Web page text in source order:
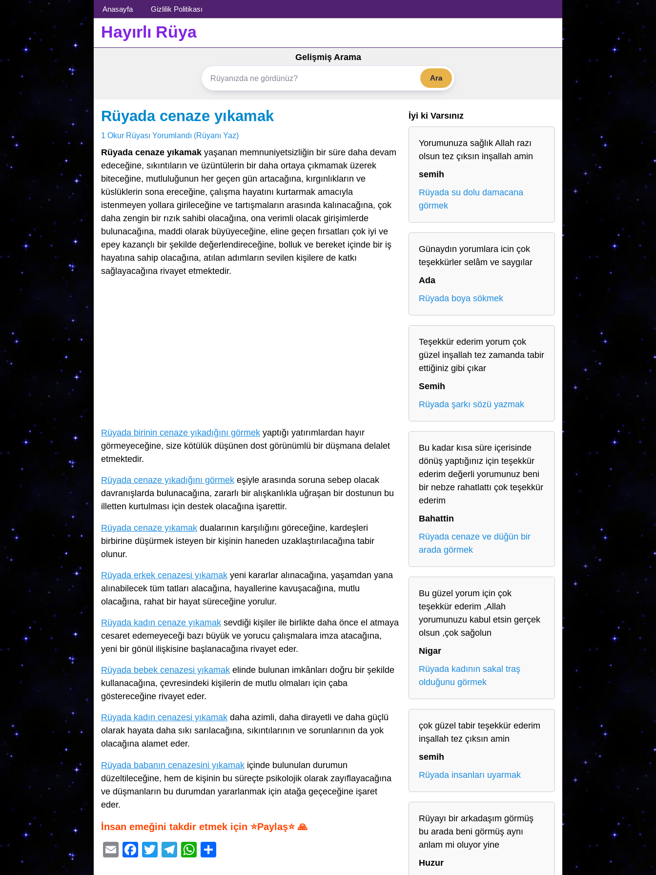
Menü
Anasayfa Gizlilik Politikası
Hayırlı Rüya
Gelişmiş Arama
Ara
Rüyada cenaze yıkamak
1 Okur Rüyası Yorumlandı (Rüyanı Yaz)
Rüyada cenaze yıkamak yaşanan memnuniyetsizliğin bir süre daha devam
edeceğine, sıkıntıların ve üzüntülerin bir daha ortaya çıkmamak üzerek
biteceğine, mutluluğunun her geçen gün artacağına, kırgınlıkların ve
küslüklerin sona ereceğine, çalışma hayatını kurtarmak amacıyla
istenmeyen yollara girileceğine ve tartışmaların arasında kalınacağına, çok
daha zengin bir rızık sahibi olacağına, ona verimli olacak girişimlerde
bulunacağına, maddi olarak büyüyeceğine, eline geçen fırsatları çok iyi ve
epey kazançlı bir şekilde değerlendireceğine, bolluk ve bereket içinde bir iş
hayatına sahip olacağına, atılan adımların sevilen kişilere de katkı
sağlayacağına rivayet etmektedir.
Rüyada birinin cenaze yıkadığını görmek yaptığı yatırımlardan hayır
görmeyeceğine, size kötülük düşünen dost görünümlü bir düşmana delalet
etmektedir.
Rüyada cenaze yıkadığını görmek eşiyle arasında soruna sebep olacak
davranışlarda bulunacağına, zararlı bir alışkanlıkla uğraşan bir dostunun bu
illetten kurtulması için destek olacağına işarettir.
Rüyada cenaze yıkamak dualarının karşılığını göreceğine, kardeşleri
birbirine düşürmek isteyen bir kişinin haneden uzaklaştırılacağına tabir
olunur.
Rüyada erkek cenazesi yıkamak yeni kararlar alınacağına, yaşamdan yana
alınabilecek tüm tatları alacağına, hayallerine kavuşacağına, mutlu
olacağına, rahat bir hayat süreceğine yorulur.
Rüyada kadın cenaze yıkamak sevdiği kişiler ile birlikte daha önce el atmaya
cesaret edemeyeceği bazı büyük ve yorucu çalışmalara imza atacağına,
yeni bir gönül ilişkisine başlanacağına rivayet eder.
Rüyada bebek cenazesi yıkamak elinde bulunan imkânları doğru bir şekilde
kullanacağına, çevresindeki kişilerin de mutlu olmaları için çaba
göstereceğine rivayet eder.
Rüyada kadın cenazesi yıkamak daha azimli, daha dirayetli ve daha güçlü
olarak hayata daha sıkı sarılacağına, sıkıntılarının ve sorunlarının da yok
olacağına alamet eder.
Rüyada babanın cenazesini yıkamak içinde bulunulan durumun
düzeltileceğine, hem de kişinin bu süreçte psikolojik olarak zayıflayacağına
ve düşmanların bu durumdan yararlanmak için atağa geçeceğine işaret
eder.
İnsan emeğini takdir etmek için ⭐Paylaş⭐ 🙏
E
F
T
T
W
İyi ki Varsınız
Yorumunuza sağlık Allah razı
olsun tez çıksın inşallah amin
semih
Rüyada su dolu damacana
görmek
Günaydın yorumlara icin çok
teşekkürler selâm ve saygılar
Ada
Rüyada boya sökmek
Teşekkür ederim yorum çok
güzel inşallah tez zamanda tabir
ettiğiniz gibi çıkar
Semih
Rüyada şarkı sözü yazmak
Bu kadar kısa süre içerisinde
dönüş yaptığınız için teşekkür
ederim değerli yorumunuz beni
bir nebze rahatlattı çok teşekkür
ederim
Bahattin
Rüyada cenaze ve düğün bir
arada görmek
Bu güzel yorum için çok
teşekkür ederim ,Allah
yorumunuzu kabul etsin gerçek
olsun ,çok sağolun
Nigar
Rüyada kadının sakal traş
olduğunu görmek
çok güzel tabir teşekkür ederim
inşallah tez çıksın amin
semih
Rüyada insanları uyarmak
Rüyayı bir arkadaşım görmüş
bu arada beni görmüş aynı
anlam mi oluyor yine
Huzur